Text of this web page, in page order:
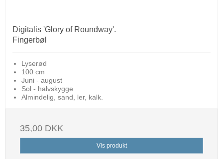
Digitalis 'Glory of Roundway'.
Fingerbøl
Lyserød
100 cm
Juni - august
Sol - halvskygge
Almindelig, sand, ler, kalk.
35,00 DKK
Vis produkt